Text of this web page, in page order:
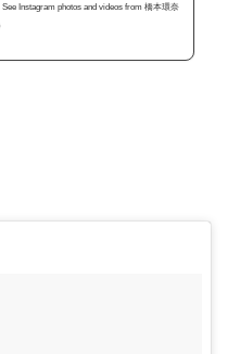
Instagram photos and videos from 橋本環奈